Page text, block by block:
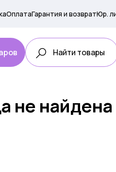
ОплатаГарантия и возвратЮр.
не найдена